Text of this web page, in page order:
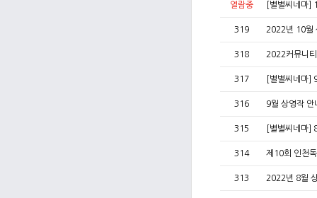
열람중 [별별씨네마]
319 2022년 10월
318 2022커뮤니
317 [별별씨네마]
316 9월 상영작
315 [별별씨네마]
314 제10회 인천
313 2022년 8월